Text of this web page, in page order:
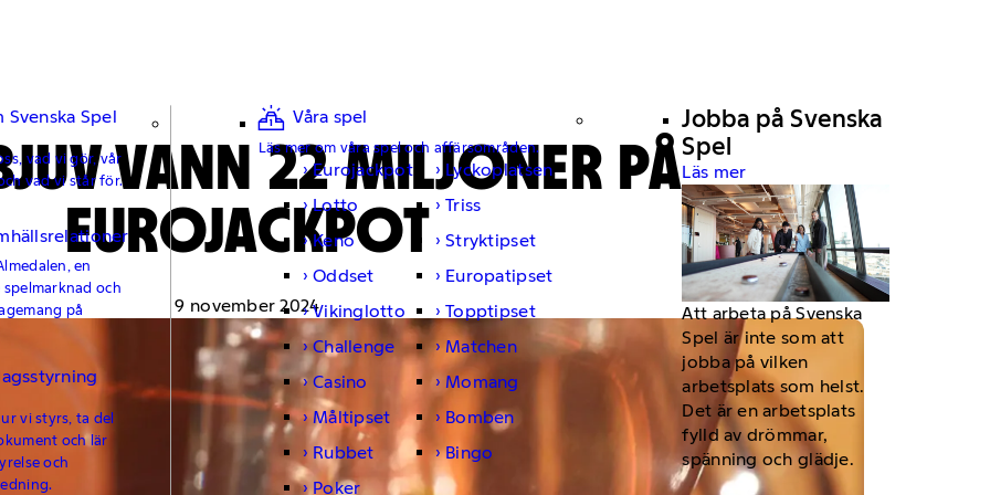
Svenska Spel
vad vi gör, vår
vad vi står för.
en
och
på
vi styrs, ta del
och lär
och
Våra spel
Läs mer om våra spel och affärsområden.
Eurojackpot
Lyckoplatsen
Lotto
Triss
Keno
Stryktipset
Oddset
Europatipset
Vikinglotto
Topptipset
Challenge
Matchen
Casino
Momang
Måltipset
Bomben
Rubbet
Bingo
Poker
Jobba på Svenska
Spel
Läs mer
Att arbeta på Svenska
Spel är inte som att
jobba på vilken
arbetsplats som helst.
Det är en arbetsplats
fylld av drömmar,
spänning och glädje.
VANN 22 MILJONER PÅ
EUROJACKPOT
9 november 2024